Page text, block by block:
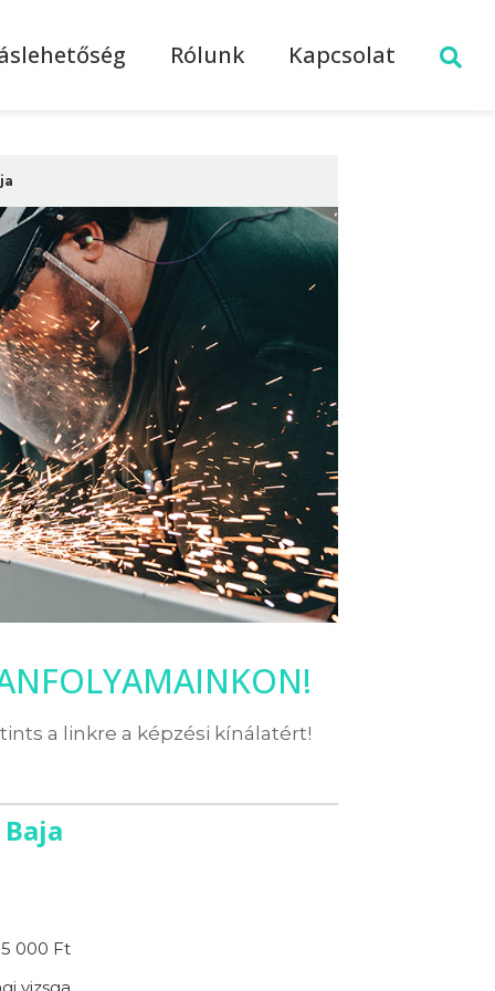
Rólunk Kapcsolat
a linkre a képzési kínálatért!
000 Ft
vizsga